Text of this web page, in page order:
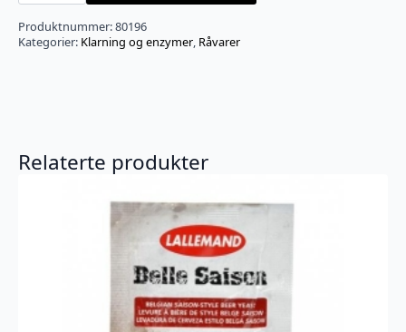
100
g
antall
Produktnummer:80196
Kategorier: Klarning og enzymer, Råvarer
Relaterte produkter